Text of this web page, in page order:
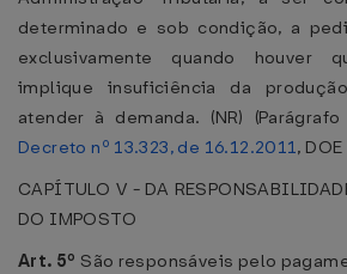
determinado e sob condição, a
exclusivamente quando houver
implique insuficiência da
atender à demanda. (NR)
Decreto nº 13.323, de 16.12.2011,
CAPÍTULO V - DA
DO IMPOSTO
Art. 5º São responsáveis pelo